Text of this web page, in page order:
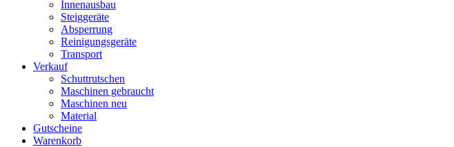
Innenausbau
Steiggeräte
Absperrung
Reinigungsgeräte
Transport
Verkauf
Schuttrutschen
Maschinen gebraucht
Maschinen neu
Material
Gutscheine
Warenkorb